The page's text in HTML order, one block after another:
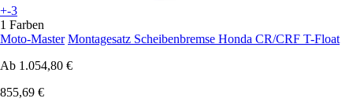
+-3
1 Farben
Moto-Master Montagesatz Scheibenbremse Honda CR/CRF T-Float
Ab 1.054,80 €
855,69 €